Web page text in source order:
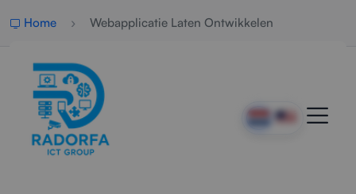
Home Webapplicatie Laten Ontwikkelen